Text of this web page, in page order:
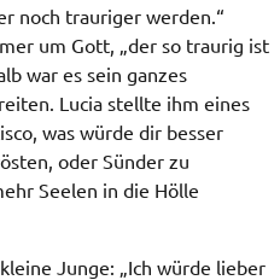
noch trauriger werden.“
um Gott, „der so traurig ist
war es sein ganzes
Lucia stellte ihm eines
was würde dir besser
oder Sünder zu
Seelen in die Hölle
Junge: „Ich würde lieber